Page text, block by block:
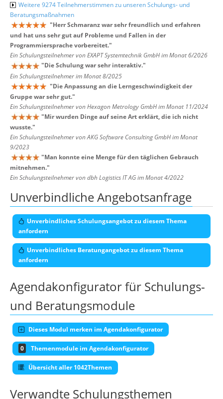
Weitere 9274 Teilnehmerstimmen zu unseren Schulungs- und
Beratungsmaßnahmen
"Herr Schmaranz war sehr freundlich und erfahren
und hat uns sehr gut auf Probleme und Fallen in der
Programmiersprache vorbereitet."
Ein Schulungsteilnehmer von EXAPT Systemtechnik GmbH im Monat 6/2026
"Die Schulung war sehr interaktiv."
Ein Schulungsteilnehmer im Monat 8/2025
"Die Anpassung an die Lerngeschwindigkeit der
Gruppe war sehr gut."
Ein Schulungsteilnehmer von Hexagon Metrology GmbH im Monat 11/2024
"Mir wurden Dinge auf seine Art erklärt, die ich nicht
wusste."
Ein Schulungsteilnehmer von AKG Software Consulting GmbH im Monat
9/2023
"Man konnte eine Menge für den täglichen Gebrauch
mitnehmen."
Ein Schulungsteilnehmer von dbh Logistics IT AG im Monat 4/2022
Unverbindliche Angebotsanfrage
Unverbindliches Schulungsangebot zu diesem Thema
anfordern
Unverbindliches Beratungangebot zu diesem Thema
anfordern
Agendakonfigurator für Schulungs-
und Beratungsmodule
Dieses Modul merken im Agendakonfigurator
0 Themenmodule im Agendakonfigurator
Übersicht aller 1042Themen
Verwandte Schulungsthemen